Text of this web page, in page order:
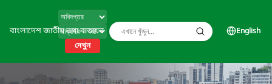
বাংলাদেশ জাতীয় তথ্য বাতায়ন
দেখুন
English